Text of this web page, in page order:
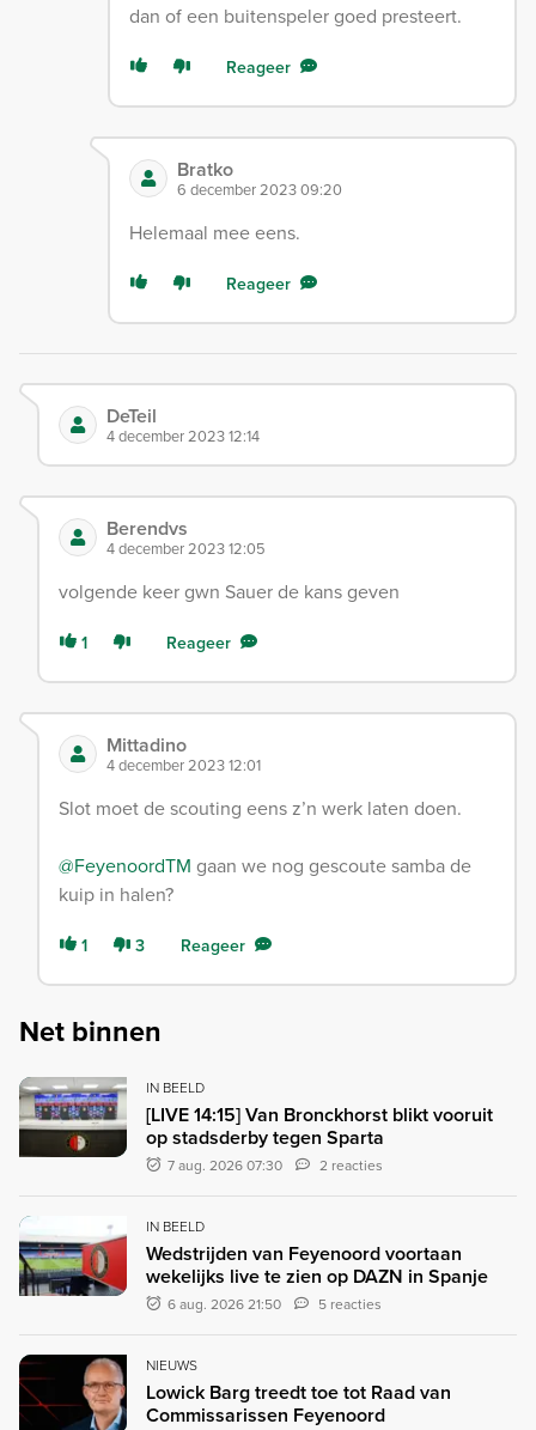
dan of een buitenspeler goed presteert.
Reageer
Bratko
6 december 2023 09:20
Helemaal mee eens.
Reageer
DeTeil
4 december 2023 12:14
Berendvs
4 december 2023 12:05
volgende keer gwn Sauer de kans geven
1 Reageer
Mittadino
4 december 2023 12:01
Slot moet de scouting eens z’n werk laten doen.
@FeyenoordTM gaan we nog gescoute samba de
kuip in halen?
1 3 Reageer
Net binnen
IN BEELD
[LIVE 14:15] Van Bronckhorst blikt vooruit
op stadsderby tegen Sparta
7 aug. 2026 07:30 2 reacties
IN BEELD
Wedstrijden van Feyenoord voortaan
wekelijks live te zien op DAZN in Spanje
6 aug. 2026 21:50 5 reacties
NIEUWS
Lowick Barg treedt toe tot Raad van
Commissarissen Feyenoord